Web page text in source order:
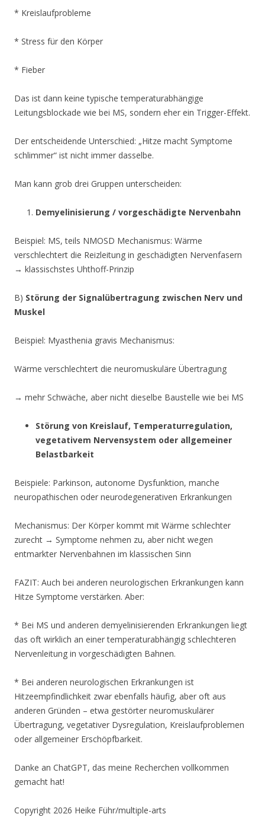
* Kreislaufprobleme
* Stress für den Körper
* Fieber
Das ist dann keine typische temperaturabhängige
Leitungsblockade wie bei MS, sondern eher ein Trigger-Effekt.
Der entscheidende Unterschied: „Hitze macht Symptome
schlimmer“ ist nicht immer dasselbe.
Man kann grob drei Gruppen unterscheiden:
Demyelinisierung / vorgeschädigte Nervenbahn
Beispiel: MS, teils NMOSD Mechanismus: Wärme
verschlechtert die Reizleitung in geschädigten Nervenfasern
→ klassischstes Uhthoff-Prinzip
B) Störung der Signalübertragung zwischen Nerv und
Muskel
Beispiel: Myasthenia gravis Mechanismus:
Wärme verschlechtert die neuromuskuläre Übertragung
→ mehr Schwäche, aber nicht dieselbe Baustelle wie bei MS
Störung von Kreislauf, Temperaturregulation,
vegetativem Nervensystem oder allgemeiner
Belastbarkeit
Beispiele: Parkinson, autonome Dysfunktion, manche
neuropathischen oder neurodegenerativen Erkrankungen
Mechanismus: Der Körper kommt mit Wärme schlechter
zurecht → Symptome nehmen zu, aber nicht wegen
entmarkter Nervenbahnen im klassischen Sinn
FAZIT: Auch bei anderen neurologischen Erkrankungen kann
Hitze Symptome verstärken. Aber:
* Bei MS und anderen demyelinisierenden Erkrankungen liegt
das oft wirklich an einer temperaturabhängig schlechteren
Nervenleitung in vorgeschädigten Bahnen.
* Bei anderen neurologischen Erkrankungen ist
Hitzeempfindlichkeit zwar ebenfalls häufig, aber oft aus
anderen Gründen – etwa gestörter neuromuskulärer
Übertragung, vegetativer Dysregulation, Kreislaufproblemen
oder allgemeiner Erschöpfbarkeit.
Danke an ChatGPT, das meine Recherchen vollkommen
gemacht hat!
Copyright 2026 Heike Führ/multiple-arts